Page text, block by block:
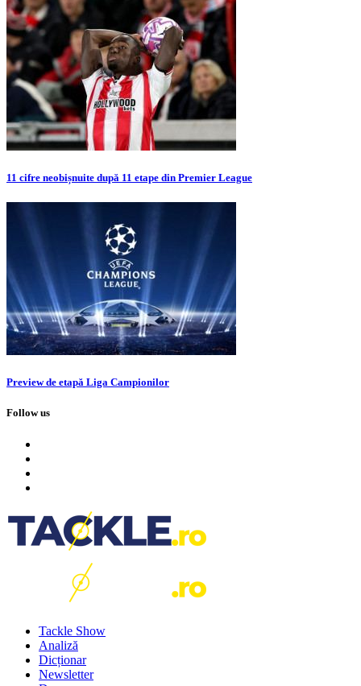
11 cifre neobișnuite după 11 etape din Premier League
Preview de etapă Liga Campionilor
Follow us
Tackle Show
Analiză
Dicționar
Newsletter